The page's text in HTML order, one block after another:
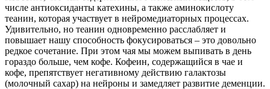
числе антиоксиданты катехины, а также аминокислоту
теанин, которая участвует в нейромедиаторных процессах.
Удивительно, но теанин одновременно расслабляет и
повышает нашу способность фокусироваться – это довольно
редкое сочетание. При этом чая мы можем выпивать в день
гораздо больше, чем кофе. Кофеин, содержащийся в чае и
кофе, препятствует негативному действию галактозы
(молочный сахар) на нейроны и замедляет развитие деменции.